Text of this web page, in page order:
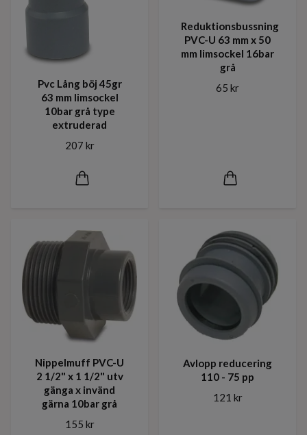
Pvc Lång böj 45gr
63 mm limsockel
10bar grå type
extruderad
207 kr
Reduktionsbussning
PVC-U 63 mm x 50
mm limsockel 16bar
grå
65 kr
Nippelmuff PVC-U
2 1/2" x 1 1/2" utv
gänga x invänd
gärna 10bar grå
155 kr
Avlopp reducering
110 - 75 pp
121 kr